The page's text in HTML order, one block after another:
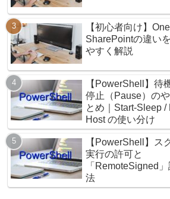
【初心者向け】
SharePointの違い
やすく解説
【PowerShell】待
停止（Pause）の
とめ｜Start-Sleep /
Host の使い分け
【PowerShell】ス
実行の許可と
「RemoteSigned
法